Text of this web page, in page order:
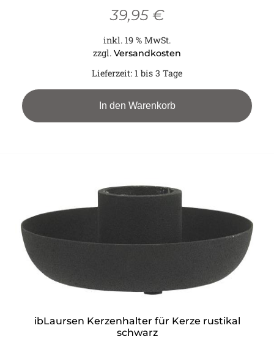
39,95 €
inkl. 19 % MwSt.
zzgl. Versandkosten
Lieferzeit: 1 bis 3 Tage
In den Warenkorb
ibLaursen Kerzenhalter für Kerze rustikal
schwarz